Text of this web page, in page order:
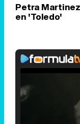
Petra
en 'Toledo'